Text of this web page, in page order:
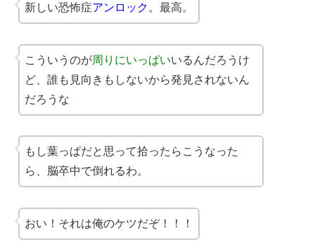
新しい恐怖症アンロック 。最高。
こういうのが周りにいっぱいいるんだろうけ
ど、誰も見向きもしないから発見されないん
だろうな
もし葉っぱだと思って拾ったらこうなった
ら、脳卒中で倒れるわ。
おい！それは俺のケツだぞ！！！